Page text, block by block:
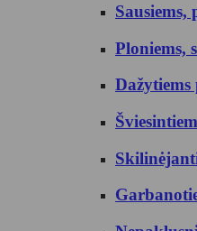
Sausiems,
Ploniems,